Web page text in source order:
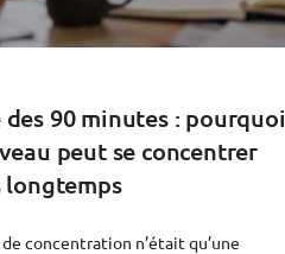
des 90 minutes : pourquoi
peut se concentrer
longtemps
concentration n’était qu’une